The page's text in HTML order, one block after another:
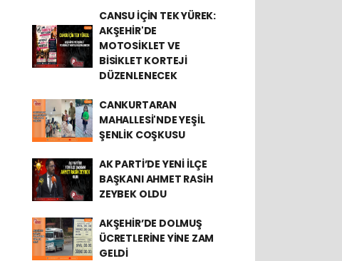
CANSU İÇİN TEK YÜREK:
AKŞEHİR'DE
MOTOSİKLET VE
BİSİKLET KORTEJİ
DÜZENLENECEK
CANKURTARAN
MAHALLESİ'NDE YEŞİL
ŞENLİK COŞKUSU
AK PARTİ’DE YENİ İLÇE
BAŞKANI AHMET RASİH
ZEYBEK OLDU
AKŞEHİR’DE DOLMUŞ
ÜCRETLERİNE YİNE ZAM
GELDİ